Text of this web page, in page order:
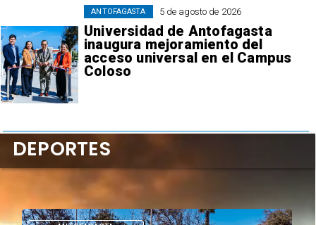
5 de agosto de 2026
Universidad de Antofagasta
inaugura mejoramiento del
acceso universal en el Campus
Coloso
ANTOFAGASTA
DEPORTES